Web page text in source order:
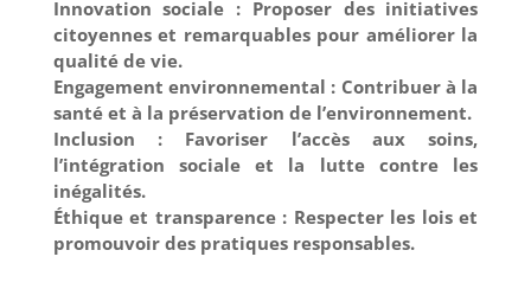
Innovation sociale : Proposer des initiatives
citoyennes et remarquables pour améliorer la
qualité de vie.
Engagement environnemental : Contribuer à la
santé et à la préservation de l’environnement.
Inclusion : Favoriser l’accès aux soins,
l’intégration sociale et la lutte contre les
inégalités.
Éthique et transparence : Respecter les lois et
promouvoir des pratiques responsables.